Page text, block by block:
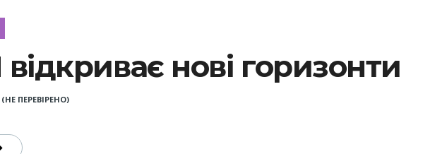
нові горизонти
ПЕРЕВІРЕНО)